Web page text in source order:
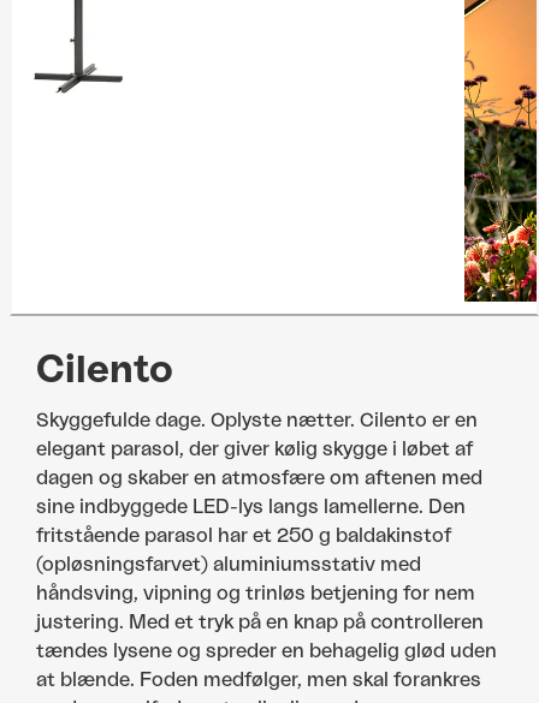
Cilento
Skyggefulde dage. Oplyste nætter. Cilento er en
elegant parasol, der giver kølig skygge i løbet af
dagen og skaber en atmosfære om aftenen med
sine indbyggede LED-lys langs lamellerne. Den
fritstående parasol har et 250 g baldakinstof
(opløsningsfarvet) aluminiumsstativ med
håndsving, vipning og trinløs betjening for nem
justering. Med et tryk på en knap på controlleren
tændes lysene og spreder en behagelig glød uden
at blænde. Foden medfølger, men skal forankres